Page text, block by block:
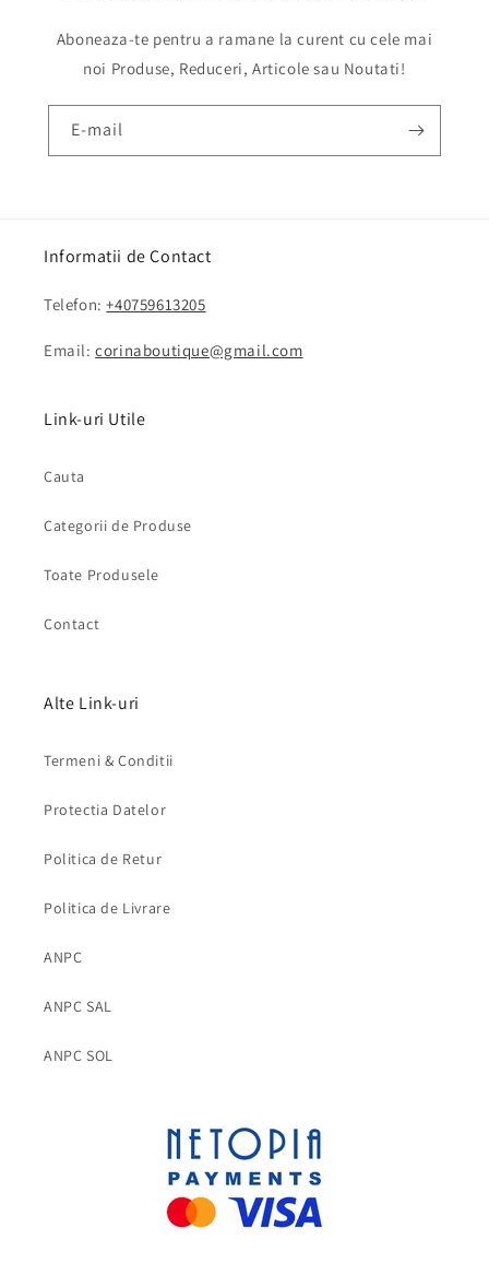
Aboneaza-te pentru a ramane la curent cu cele mai
noi Produse, Reduceri, Articole sau Noutati!
E-mail
Informatii de Contact
Telefon:+40759613205
Email:corinaboutique@gmail.com
Link-uri Utile
Cauta
Categorii de Produse
Toate Produsele
Contact
Alte Link-uri
Termeni & Conditii
Protectia Datelor
Politica de Retur
Politica de Livrare
ANPC
ANPC SAL
ANPC SOL